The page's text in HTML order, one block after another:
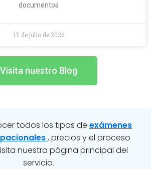
documentos
17 de julio de 2026
Visita nuestro Blog
todos los tipos de exámenes
, precios y el proceso
nuestra página principal del
servicio.